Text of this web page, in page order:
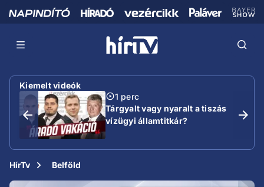
Kiemelt videók
1 perc
Tárgyalt vagy nyaralt a tiszás
vízügyi államtitkár?
HírTv Belföld